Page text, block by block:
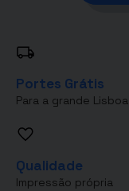
Portes Grátis
Para a grande Lisboa
Qualidade
Impressão própria